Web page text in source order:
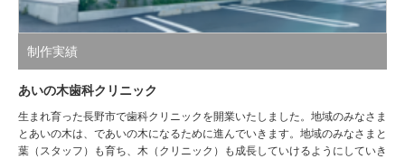
制作実績
あいの木歯科クリニック
生まれ育った長野市で歯科クリニックを開業いたしました。地域のみなさま
とあいの木は、であいの木になるために進んでいきます。地域のみなさまと
葉（スタッフ）も育ち、木（クリニック）も成長していけるようにしていき